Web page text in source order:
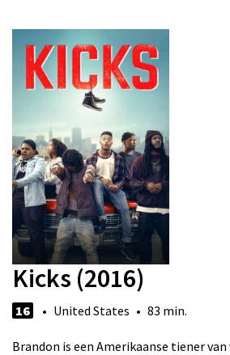
Kicks (2016)
16 • United States • 83 min.
Brandon is een Amerikaanse tiener